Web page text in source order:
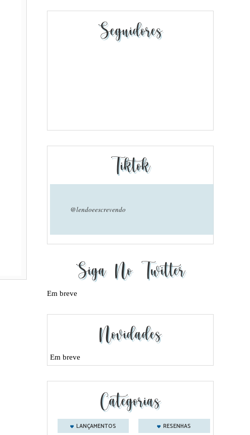
Seguidores
Tiktok
@lendoeescrevendo
Siga No Twitter
Em breve
Novidades
Em breve
Categorias
LANÇAMENTOS RESENHAS